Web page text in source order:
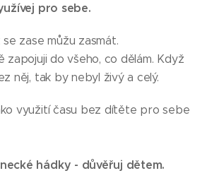
pro sebe.
zase můžu zasmát.
zapojuji do všeho, co dělám. Když
něj, tak by nebyl živý a celý.
využití času bez dítěte pro sebe
hádky - důvěřuj dětem.